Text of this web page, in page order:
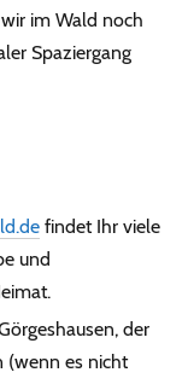
im Wald noch
Spaziergang
findet Ihr viele
und
der
(wenn es nicht